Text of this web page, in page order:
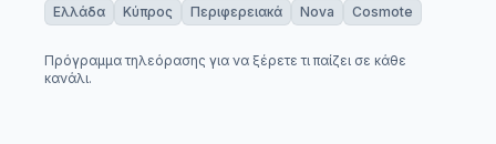
Ελλάδα Κύπρος Περιφερειακά Nova Cosmote
Πρόγραμμα τηλεόρασης για να ξέρετε τι παίζει σε κάθε
κανάλι.